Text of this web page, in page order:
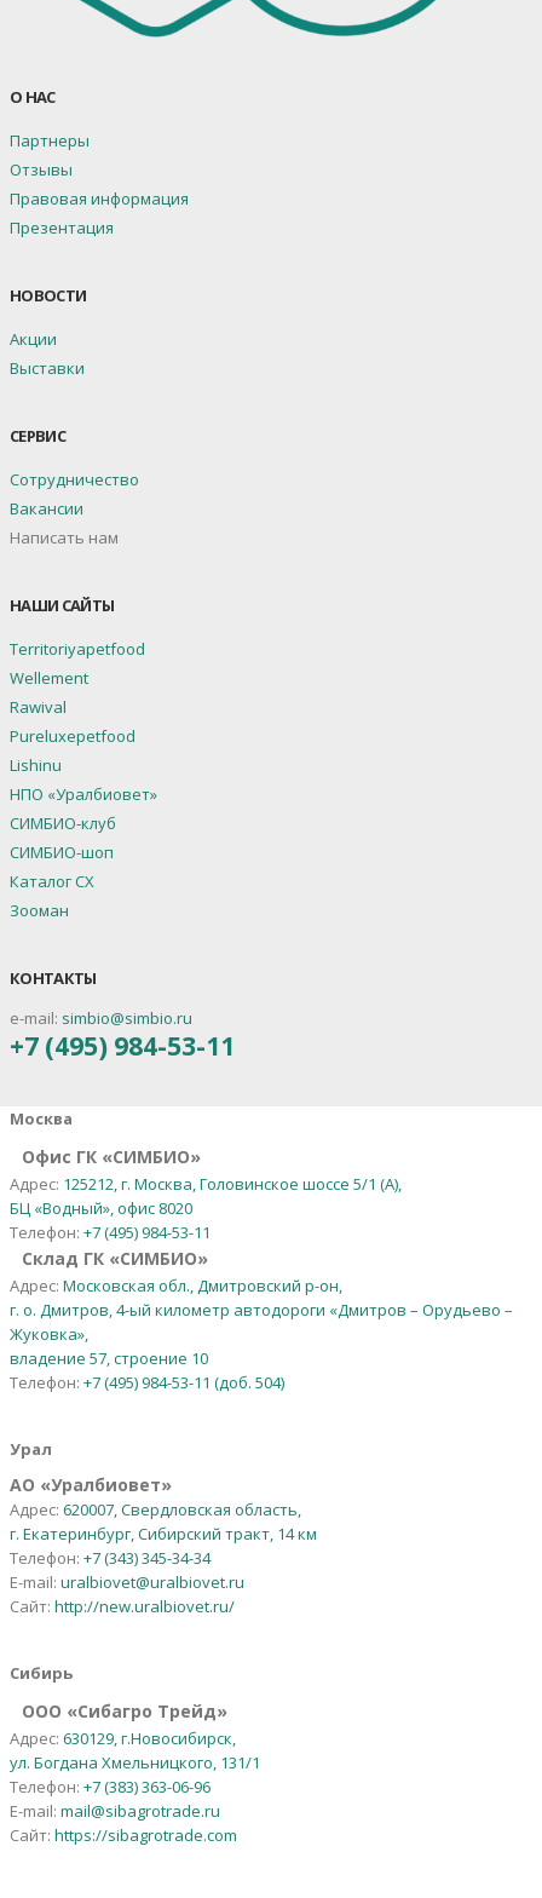
О НАС
Партнеры
Отзывы
Правовая информация
Презентация
НОВОСТИ
Акции
Выставки
СЕРВИС
Сотрудничество
Вакансии
Написать нам
НАШИ САЙТЫ
Territoriyapetfood
Wellement
Rawival
Pureluxepetfood
Lishinu
НПО «Уралбиовет»
СИМБИО-клуб
СИМБИО-шоп
Каталог СХ
Зооман
КОНТАКТЫ
e-mail: simbio@simbio.ru
+7 (495) 984-53-11
Москва
Офис ГК «СИМБИО»
Адрес: 125212, г. Москва, Головинское шоссе 5/1 (А),
БЦ «Водный», офис 8020
Телефон: +7 (495) 984-53-11
Склад ГК «СИМБИО»
Адрес: Московская обл., Дмитровский р-он,
г. о. Дмитров, 4-ый километр автодороги «Дмитров – Орудьево –
Жуковка»,
владение 57, строение 10
Телефон: +7 (495) 984-53-11 (доб. 504)
Урал
АО «Уралбиовет»
Адрес: 620007, Свердловская область,
г. Екатеринбург, Сибирский тракт, 14 км
Телефон: +7 (343) 345-34-34
E-mail: uralbiovet@uralbiovet.ru
Сайт: http://new.uralbiovet.ru/
Сибирь
OOO «Сибагро Трейд»
Адрес: 630129, г.Новосибирск,
ул. Богдана Хмельницкого, 131/1
Телефон: +7 (383) 363-06-96
E-mail: mail@sibagrotrade.ru
Сайт: https://sibagrotrade.com